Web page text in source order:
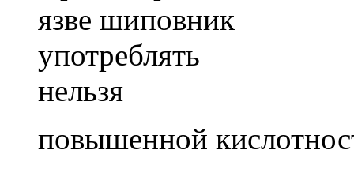
язве шиповник
употреблять
нельзя
повышенной